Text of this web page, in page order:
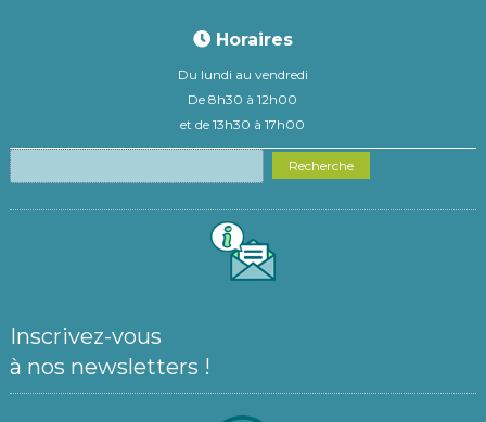
Horaires
Du lundi au vendredi
De 8h30 à 12h00
et de 13h30 à 17h00
Recherche
Inscrivez-vous
à nos newsletters !